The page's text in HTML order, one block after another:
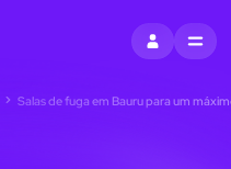
ENTRARMENU
Salas de fuga em Bauru para um